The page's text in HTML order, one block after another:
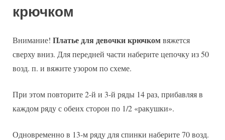
крючком
Внимание! Платье для девочки крючкомвяжется
сверху вниз. Для передней части наберите цепочку из 50
возд. п. и вяжите узором по схеме.
При этом повторите 2-й и 3-й ряды 14 раз, прибавляя в
каждом ряду с обеих сторон по 1/2 «ракушки».
Одновременно в 13-м ряду для спинки наберите 70 возд.